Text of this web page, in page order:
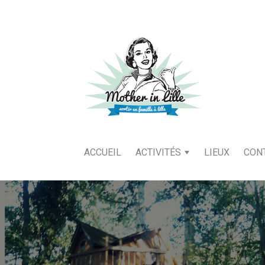
ACCUEIL ACTIVITÉS LIEUX